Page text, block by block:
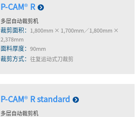
P-CAM® R
多层自动裁剪机
裁剪面积： 1,800mm × 1,700mm／1,800mm ×
2,378mm
面料厚度： 90mm
裁剪方式： 往复运动式刀裁剪
P-CAM® R standard
多层自动裁剪机